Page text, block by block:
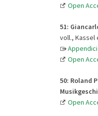
Open
51:
voll., Kassel
Appendici
Open
50: Roland
Open